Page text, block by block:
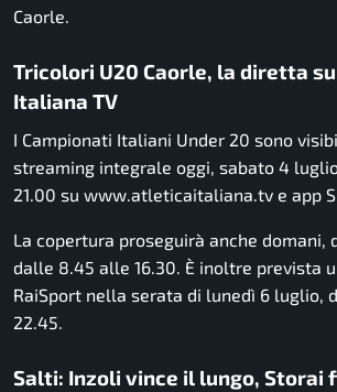
Caorle.
Tricolori U20 Caorle, la diretta
Italiana TV
I Campionati Italiani Under 20 sono
streaming integrale oggi, sabato 4
21.00 su www.atleticaitaliana.tv e app
La copertura proseguirà anche domani,
dalle 8.45 alle 16.30. È inoltre prevista
RaiSport nella serata di lunedì 6 luglio,
22.45.
Salti: Inzoli vince il lungo, Storai